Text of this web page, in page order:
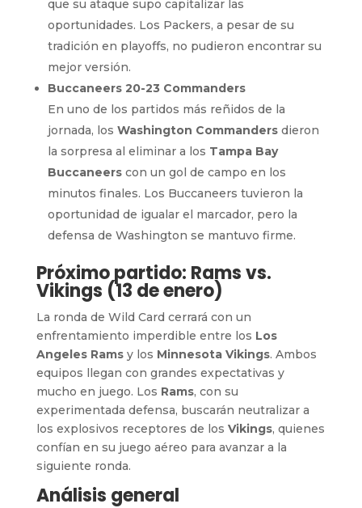
que su ataque supo capitalizar las
oportunidades. Los Packers, a pesar de su
tradición en playoffs, no pudieron encontrar su
mejor versión.
Buccaneers 20-23 Commanders
En uno de los partidos más reñidos de la
jornada, los Washington Commandersdieron
la sorpresa al eliminar a los Tampa Bay
Buccaneerscon un gol de campo en los
minutos finales. Los Buccaneers tuvieron la
oportunidad de igualar el marcador, pero la
defensa de Washington se mantuvo firme.
Próximo partido: Rams vs.
Vikings (13 de enero)
La ronda de Wild Card cerrará con un
enfrentamiento imperdible entre los Los
Angeles Ramsy los Minnesota Vikings. Ambos
equipos llegan con grandes expectativas y
mucho en juego. Los Rams, con su
experimentada defensa, buscarán neutralizar a
los explosivos receptores de los Vikings, quienes
confían en su juego aéreo para avanzar a la
siguiente ronda.
Análisis general